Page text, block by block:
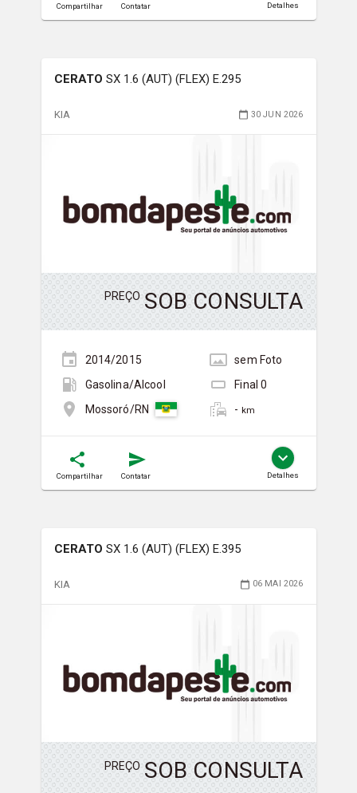
Compartilhar Contatar Detalhes
CERATO SX 1.6 (AUT) (FLEX) E.295
KIA 30 JUN 2026
PREÇO SOB CONSULTA
2014/2015 sem Foto
Gasolina/Álcool
Final0
Mossoró/RN
- km
Compartilhar Contatar Detalhes
CERATO SX 1.6 (AUT) (FLEX) E.395
KIA 06 MAI 2026
PREÇO SOB CONSULTA